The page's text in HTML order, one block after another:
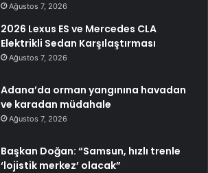
Ağustos 7, 2026
2026 Lexus ES ve Mercedes CLA
Elektrikli Sedan Karşılaştırması
Ağustos 7, 2026
Adana’da orman yangınına havadan
ve karadan müdahale
Ağustos 7, 2026
Başkan Doğan: “Samsun, hızlı trenle
‘lojistik merkez’ olacak”